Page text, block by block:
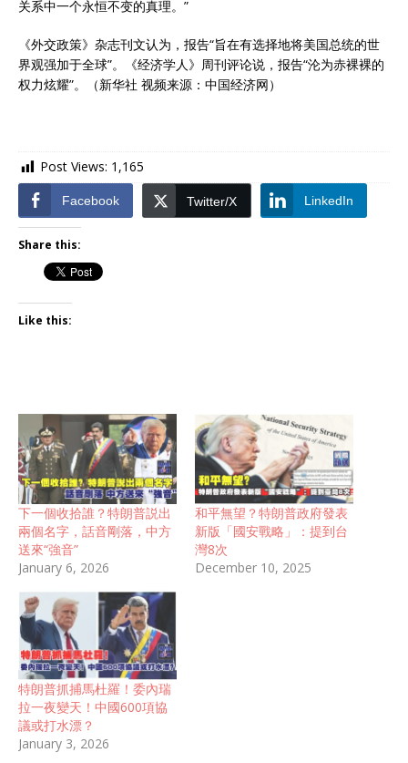
关系中一个永恒不变的真理。”
《外交政策》杂志刊文认为，报告“旨在有选择地将美国总统的世
界观强加于全球”。《经济学人》周刊评论说，报告“沦为赤裸裸的
权力炫耀”。（新华社 视频来源：中国经济网）
Post Views: 1,165
Facebook Twitter/X LinkedIn
Share this:
Like this:
下一個收拾誰？特朗普説出
兩個名字，話音剛落，中方
送來“強音”
January 6, 2026
和平無望？特朗普政府發表
新版「國安戰略」：提到台
灣8次
December 10, 2025
特朗普抓捕馬杜羅！委內瑞
拉一夜變天！中國600項協
議或打水漂？
January 3, 2026